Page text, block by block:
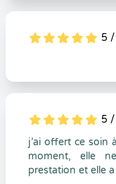
5
1
5
0 5 /
5
1
5
0 5 /
j’ai offert ce soin
moment, elle
prestation et elle